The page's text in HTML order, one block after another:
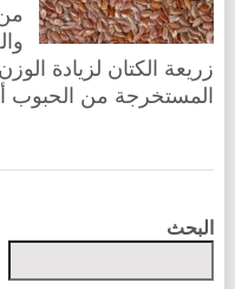
زريعة الكتان لزيادة
المستخرجة من الحبوب
POSTS
البحث